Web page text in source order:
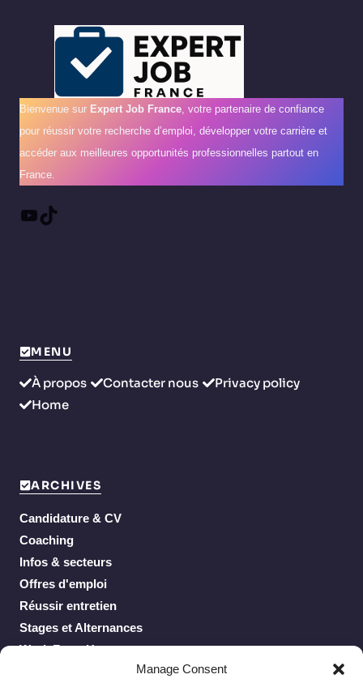
Manage Consent
Bienvenue sur Expert Job France , votre partenaire de confiance
pour réussir votre recherche d’emploi, développer votre carrière et
accéder aux meilleures opportunités professionnelles partout en
France.
YouTube
TikTok
MENU
À propos Contacter nous
Privacy policy
Home
ARCHIVES
Candidature & CV
Coaching
Infos & secteurs
Offres d'emploi
Réussir entretien
Stages et Alternances
Work From Home